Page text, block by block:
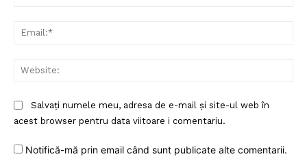
Despre noi / Echipa
Rețea
Salvați numele meu, adresa de e-mail și site-ul web în
acest browser pentru data viitoare i comentariu.
Notifică-mă prin email când sunt publicate alte comentarii.